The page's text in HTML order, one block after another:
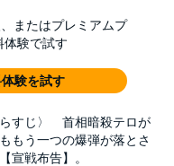
またはプレミアムプ
体験で試す
験を試す
すじ〉 首相暗殺テロが
もう一つの爆弾が落とさ
宣戦布告】。